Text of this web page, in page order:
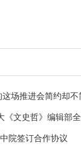
场推进会简约却不
文史哲》编辑部
院签订合作协议